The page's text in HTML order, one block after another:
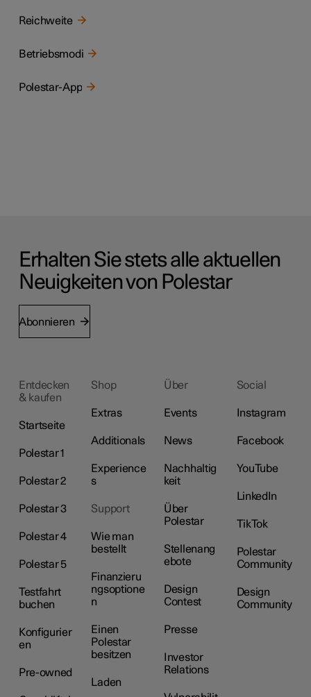
Reichweite
Betriebsmodi
Polestar-App
Erhalten Sie stets alle aktuellen
Neuigkeiten von Polestar
Abonnieren
Entdecken
& kaufen
Startseite
Polestar 1
Polestar 2
Polestar 3
Polestar 4
Polestar 5
Testfahrt
buchen
Konfigurier
en
Pre-owned
Shop
Extras
Additionals
Experience
s
Support
Wie man
bestellt
Finanzieru
ngsoptione
n
Einen
Polestar
besitzen
Laden
Über
Events
News
Nachhaltig
keit
Über
Polestar
Stellenang
ebote
Design
Contest
Presse
Investor
Relations
Social
Instagram
Facebook
YouTube
LinkedIn
TikTok
Polestar
Community
Design
Community